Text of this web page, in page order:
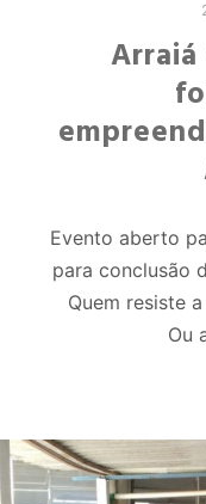
Evento aberto
para conclusão
Quem resiste
Ou